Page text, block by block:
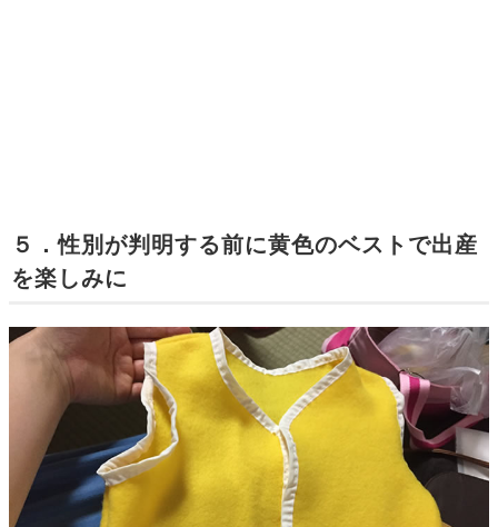
５．性別が判明する前に黄色のベストで出産
を楽しみに